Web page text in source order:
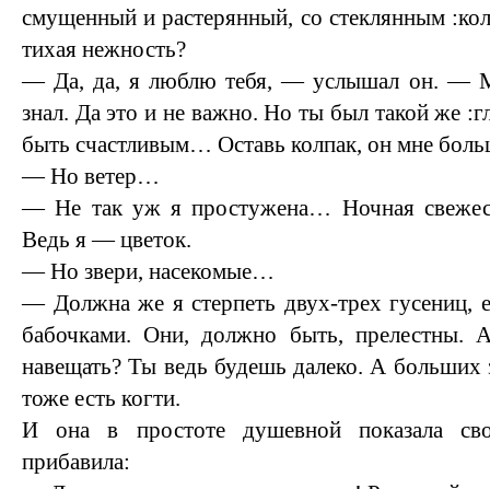
смущенный и растерянный, со стеклянным
тихая нежность?
— Да, да, я люблю тебя, — услышал он. —
знал. Да это и не важно. Но ты был такой же
быть счастливым… Оставь колпак, он мне
— Но ветер…
— Не так уж я простужена… Ночная
Ведь я — цветок.
— Но звери, насекомые…
— Должна же я стерпеть двух-трех гусениц,
бабочками. Они, должно быть, прелестны.
навещать? Ты ведь будешь далеко. А
тоже есть когти.
И она в простоте душевной показала
прибавила: